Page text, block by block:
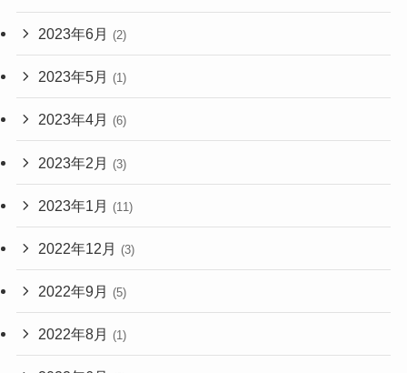
2023年6月 (2)
2023年5月 (1)
2023年4月 (6)
2023年2月 (3)
2023年1月 (11)
2022年12月 (3)
2022年9月 (5)
2022年8月 (1)